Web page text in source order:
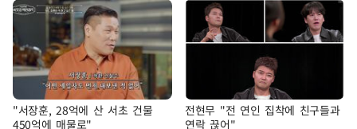
"서장훈, 28억에 산 서초 건물
450억에 매물로"
전현무 "전 연인 집착에 친구들과
연락 끊어"